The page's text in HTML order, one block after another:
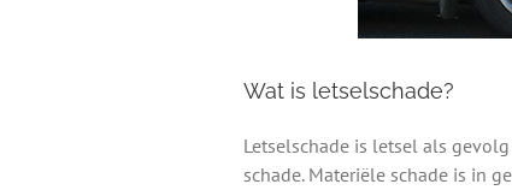
Wat is letselschade?
Letselschade is letsel als
schade. Materiële schade is in